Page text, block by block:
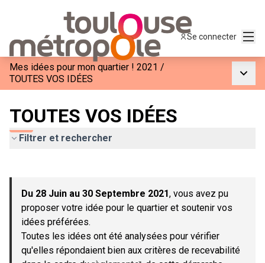
Se connecter
Mes idées pour mon quartier ! 2021 /
TOUTES VOS IDÉES
TOUTES VOS IDÉES
Filtrer et rechercher
−
Du 28 Juin au 30 Septembre 2021, vous avez pu
proposer votre idée pour le quartier et soutenir vos
idées préférées.
Toutes les idées ont été analysées pour vérifier
qu'elles répondaient bien aux critères de recevabilité